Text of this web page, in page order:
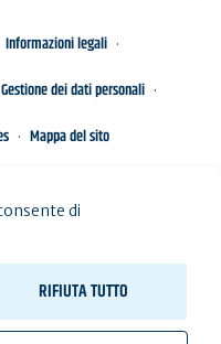
Informazioni legali
Gestione dei dati personali
Mappa del sito
di
RIFIUTA TUTTO